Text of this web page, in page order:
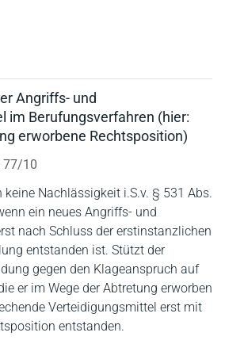
Angriffs- und
im Berufungsverfahren (hier:
erworbene Rechtsposition)
77/10
Nachlässigkeit i.S.v. § 531 Abs.
ein neues Angriffs- und
nach Schluss der erstinstanzlichen
entstanden ist. Stützt der
gegen den Klageanspruch auf
er im Wege der Abtretung erworben
Verteidigungsmittel erst mit
entstanden.